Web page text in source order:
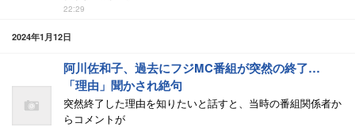
22:29
2024年1月12日
阿川佐和子、過去にフジMC番組が突然の終了…
「理由」聞かされ絶句
突然終了した理由を知りたいと話すと、当時の番組関係者か
らコメントが